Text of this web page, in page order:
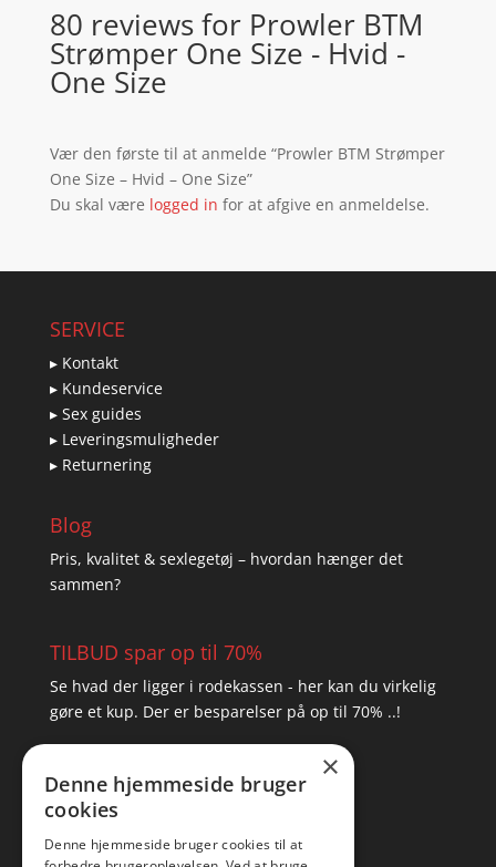
80 reviews for Prowler BTM
Strømper One Size - Hvid -
One Size
Vær den første til at anmelde “Prowler BTM Strømper
One Size – Hvid – One Size”
Du skal være logged in for at afgive en anmeldelse.
SERVICE
▸ Kontakt
▸ Kundeservice
▸ Sex guides
▸ Leveringsmuligheder
▸ Returnering
Blog
Pris, kvalitet & sexlegetøj – hvordan hænger det
sammen?
TILBUD spar op til 70%
Se hvad der ligger i rodekassen - her kan du virkelig
gøre et kup. Der er besparelser på op til 70% ..!
×
Denne hjemmeside bruger
cookies
Denne hjemmeside bruger cookies til at